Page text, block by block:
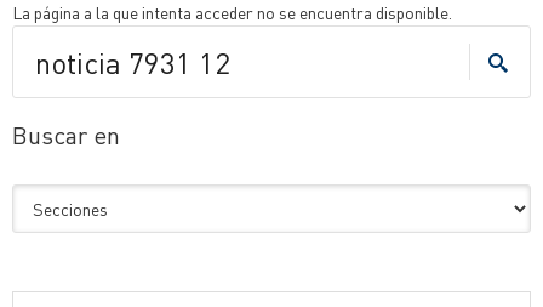
La página a la que intenta acceder no se encuentra disponible.
Buscar en